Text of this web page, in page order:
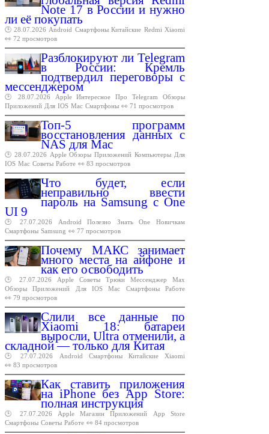
Note 17 в России и нужно
ли её покупать
🕑 28.07.2026 Android Смартфоны Китайские Redmi Xiaomi
👀 72 просмотров
Разблокируют ли Telegram
в России: Кремль
подтвердил переговоры с
мессенджером
🕑 28.07.2026 Apple Интересное Про Telegram
Обзоры
Приложений Для IOS Mac Смартфоны 👀 71 просмотров
Топ-5 программ
восстановления данных с
NAS для Mac
🕑 28.07.2026 Apple Обзоры Приложений Компьютеры Для
IOS Mac Советы Работе 👀 83 просмотров
Что будет, если
неправильно ввести
пароль на Samsung с One
UI 9
🕑 27.07.2026 Android Полезно Знать One
Новичкам
Смартфоны Samsung 👀 77 просмотров
Почему МАКС занимает
много места на айфоне и
как его освободить
🕑 27.07.2026 Apple Советы Трюки Мессенджер
Max
Обзоры
Приложений Для IOS Mac Смартфоны
Работе
👀 79 просмотров
Слили все данные по
Xiaomi 18: батареи
выросли, Ultra отменили, а
складной — только для Китая
🕑 27.07.2026 Android Смартфоны Китайские
Xiaomi
👀 83 просмотров
Как ставить приложения
на iPhone без App Store:
полная инструкция
🕑 27.07.2026 Apple Магазин Приложений App
Store
Смартфоны Советы Работе 👀 84 просмотров